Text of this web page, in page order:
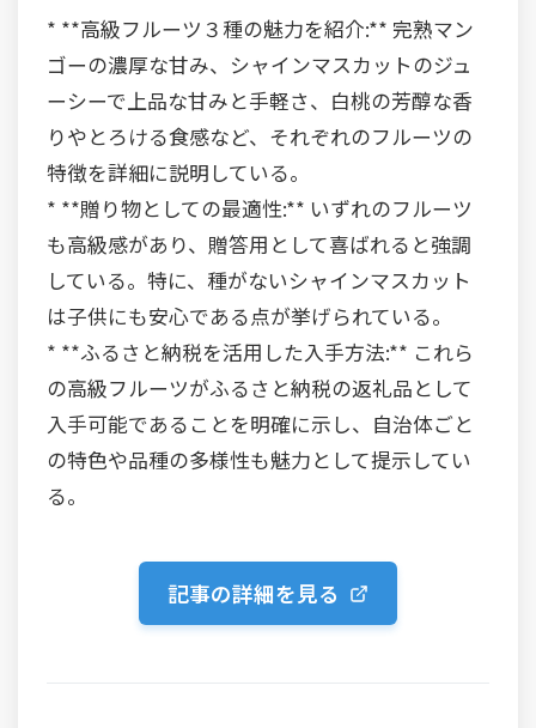
* **高級フルーツ３種の魅力を紹介:** 完熟マン
ゴーの濃厚な甘み、シャインマスカットのジュ
ーシーで上品な甘みと手軽さ、白桃の芳醇な香
りやとろける食感など、それぞれのフルーツの
特徴を詳細に説明している。
* **贈り物としての最適性:** いずれのフルーツ
も高級感があり、贈答用として喜ばれると強調
している。特に、種がないシャインマスカット
は子供にも安心である点が挙げられている。
* **ふるさと納税を活用した入手方法:** これら
の高級フルーツがふるさと納税の返礼品として
入手可能であることを明確に示し、自治体ごと
の特色や品種の多様性も魅力として提示してい
る。
記事の詳細を見る